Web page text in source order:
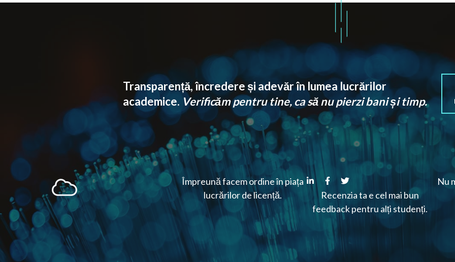
Transparență, încredere și adevăr în lumea lucrărilor
academice. Verificăm pentru tine, ca să nu pierzi bani și timp.
Împreună facem ordine în piața
lucrărilor de licență.
Recenzia ta e cel mai bun
feedback pentru alți studenți.
Nu